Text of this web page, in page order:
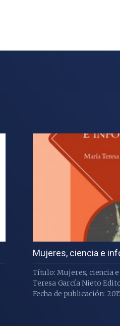
Mujeres, ciencia e
Título: Mujeres, ciencia
Teresa García Nieto
Fecha de publicación: